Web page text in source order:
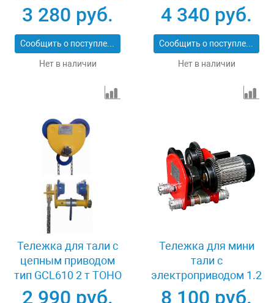
XK37702
3 280 руб.
Сообщить о поступлении
Нет в наличии
XK08572
4 340 руб.
Сообщить о поступлении
Нет в наличии
Тележка для тали с
цепным приводом
тип GCL610 2 т TOHO
XK37877
2 990 руб.
Тележка для мини
тали с
электроприводом 1.2
т TOHO TD-1A
8 100 руб.